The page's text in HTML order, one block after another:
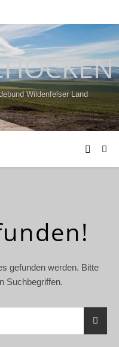
Wildenfelser Land
gefunden werden. Bitte
Suchbegriffen.